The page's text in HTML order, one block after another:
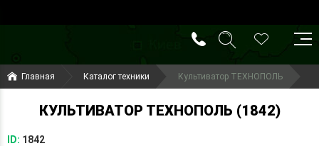
(099) 644-79-22
(050) 416-93-27
Главная Каталог техники Культиватор ТЕХНОПОЛЬ
КУЛЬТИВАТОР ТЕХНОПОЛЬ (1842)
ID: 1842